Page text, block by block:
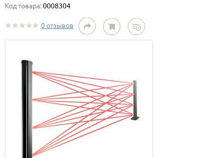
Код товара:0008304
0 отзывов